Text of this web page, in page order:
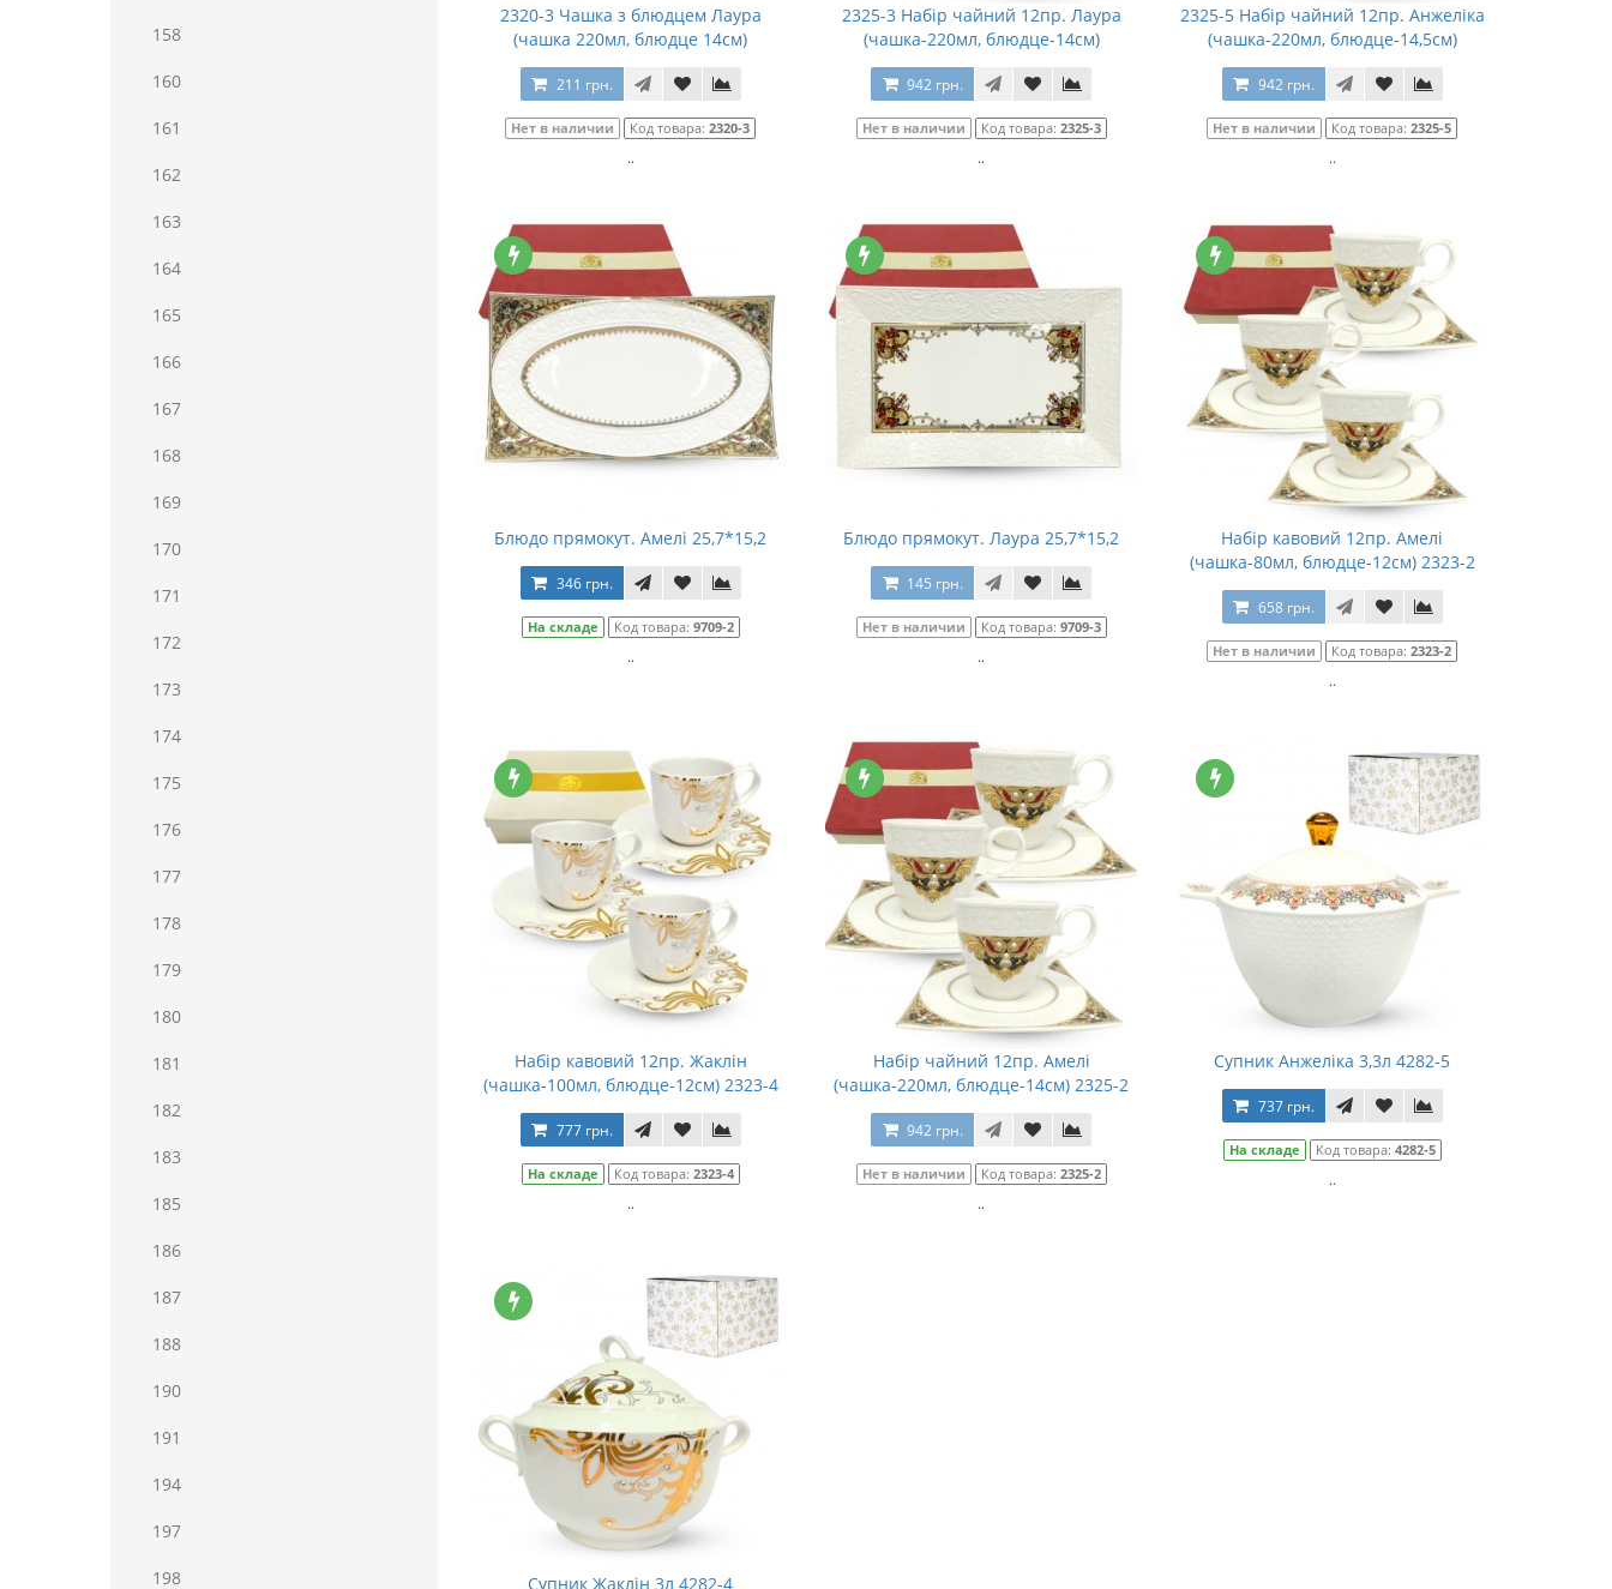
158
160
161
162
163
164
165
166
167
168
169
170
171
172
173
174
175
176
177
178
179
180
181
182
183
185
186
187
188
190
191
194
197
198
2320-3 Чашка з блюдцем Лаура
(чашка 220мл, блюдце 14см)
211 грн.
Нет в наличии Код товара:2320-3
..
2325-3 Набір чайний 12пр. Лаура
(чашка-220мл, блюдце-14см)
942 грн.
Нет в наличии Код товара: 2325-3
..
2325-5 Набір чайний 12пр. Анжеліка
(чашка-220мл, блюдце-14,5см)
942 грн.
Нет в наличии Код товара:2325-5
..
Блюдо прямокут. Амелі 25,7*15,2
346 грн.
На складе Код товара: 9709-2
..
Блюдо прямокут. Лаура 25,7*15,2
145 грн.
Нет в наличии Код товара: 9709-3
..
Набір кавовий 12пр. Амелі
(чашка-80мл, блюдце-12см) 2323-2
658 грн.
Нет в наличии Код товара:2323-2
..
Набір кавовий 12пр. Жаклін
(чашка-100мл, блюдце-12см) 2323-4
777 грн.
На складе Код товара: 2323-4
..
Набір чайний 12пр. Амелі
(чашка-220мл, блюдце-14см) 2325-2
942 грн.
Нет в наличии Код товара: 2325-2
..
Супник Анжеліка 3,3л 4282-5
737 грн.
На складе Код товара: 4282-5
..
Супник Жаклін 3л 4282-4